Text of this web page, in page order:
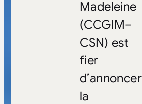
Madeleine
(CCGIM–
CSN) est
fier
d’annoncer
la